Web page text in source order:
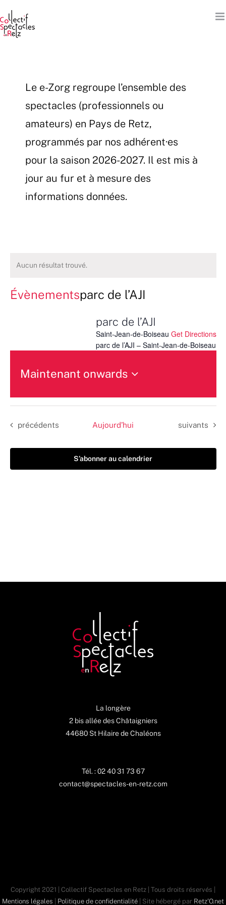
au
contenu
Le e-Zorg regroupe l’ensemble des
spectacles (professionnels ou
amateurs) en Pays de Retz,
programmés par nos adhérent·es
pour la saison 2026-2027. Il est mis à
jour au fur et à mesure des
informations données.
Aucun résultat trouvé.
Évènementsparc de l’AJI
parc de l’AJI
Saint-Jean-de-Boiseau Get Directions
parc de l’AJI – Saint-Jean-de-Boiseau
Maintenant onwards
une
date.
Évènements
précédents Aujourd’hui Évènements
suivants
S’abonner au calendrier
La longère
2 bis allée des Châtaigniers
44680 St Hilaire de Chaléons
Tél. : 02 40 31 73 67
contact@spectacles-en-retz.com
Copyright 2021 | Collectif Spectacles en Retz | Tous droits réservés |
Mentions légales
Politique de confidentialité | Site hébergé par Retz'O.net